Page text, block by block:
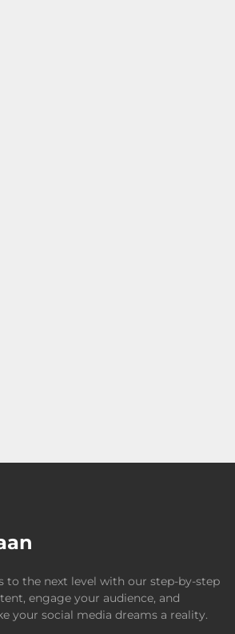
to the next level with our step-by-step
engage your audience, and
your social media dreams a reality.